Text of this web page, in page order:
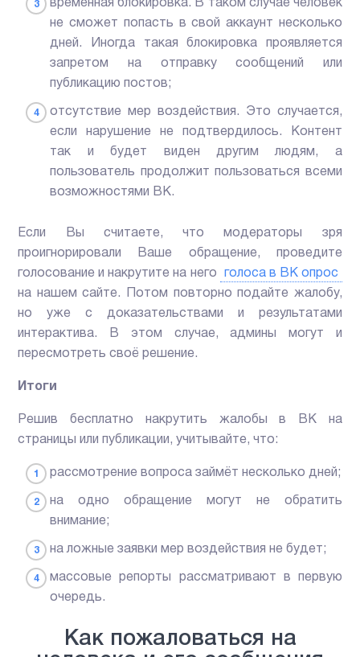
временная блокировка. В таком случае человек
не сможет попасть в свой аккаунт несколько
дней. Иногда такая блокировка проявляется
запретом на отправку сообщений или
публикацию постов;
отсутствие мер воздействия. Это случается,
если нарушение не подтвердилось. Контент
так и будет виден другим людям, а
пользователь продолжит пользоваться всеми
возможностями ВК.
Если Вы считаете, что модераторы зря
проигнорировали Ваше обращение, проведите
голосование и накрутите на него
голоса в ВК опрос
на нашем сайте. Потом повторно подайте жалобу,
но уже с доказательствами и результатами
интерактива. В этом случае, админы могут и
пересмотреть своё решение.
Итоги
Решив бесплатно накрутить жалобы в ВК на
страницы или публикации, учитывайте, что:
рассмотрение вопроса займёт несколько дней;
на одно обращение могут не обратить
внимание;
на ложные заявки мер воздействия не будет;
массовые репорты рассматривают в первую
очередь.
Как пожаловаться на